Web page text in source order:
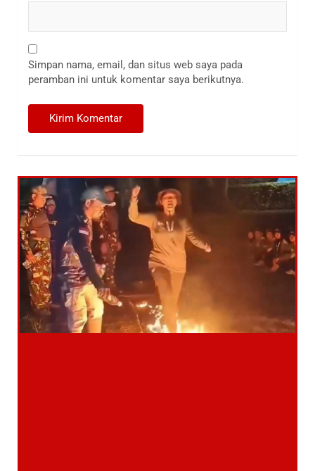
Simpan nama, email, dan situs web saya pada
peramban ini untuk komentar saya berikutnya.